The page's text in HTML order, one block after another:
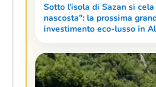
Sotto l'isola di Sazan si
nascosta": la prossima
investimento eco-lusso in